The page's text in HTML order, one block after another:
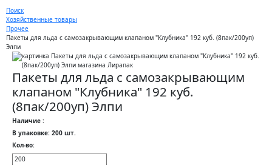
Поиск
Хозяйственные товары
Прочее
Пакеты для льда с самозакрывающим клапаном "Клубника" 192 куб. (8пак/200уп)
Элпи
Пакеты для льда с самозакрывающим
клапаном "Клубника" 192 куб.
(8пак/200уп) Элпи
Наличие :
В упаковке: 200 шт.
Кол-во: